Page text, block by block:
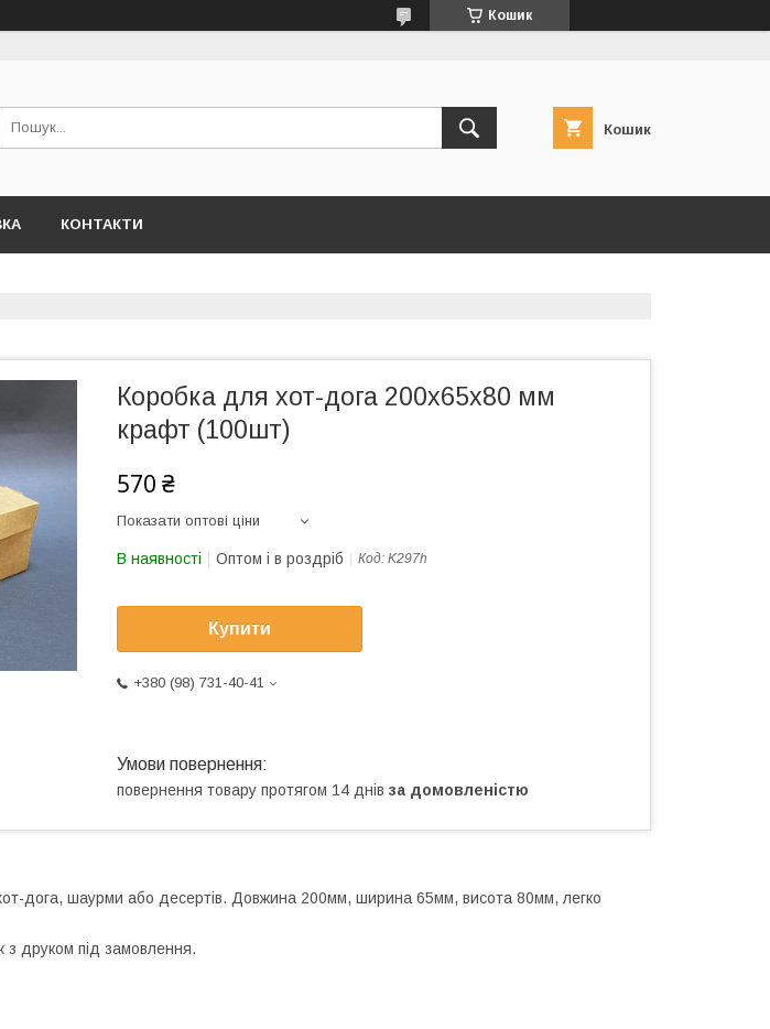
Кошик
Кошик
КОНТАКТИ
Коробка для хот-дога 200х65х80 мм
крафт (100шт)
570 ₴
Показати оптові ціни
В наявності Оптом і в роздріб Код: K297h
Купити
+380 (98) 731-40-41
повернення товару протягом 14 днів за домовленістю
дога, шаурми або десертів. Довжина 200мм, ширина 65мм, висота 80мм, легко
з друком під замовлення.